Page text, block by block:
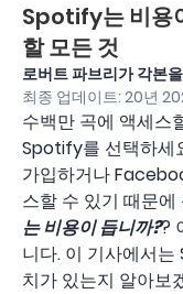
Spotify는 비용
할 모든 것
로버트 파브리가 각본
최종 업데이트: 20년
수백만 곡에 액세스
Spotify를 선택하세
가입하거나
스할 수 있기 때문
는 비용이 듭니까??
니다. 이 기사에서
치가 있는지 알아보